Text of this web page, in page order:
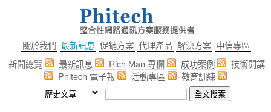
關於我們 最新訊息 促銷方案 代理產品 解決方案 中信專區
新聞總覽
最新訊息 Rich Man 專欄 成功案例
技術開講
Phitech 電子報
活動專區 教育訓練